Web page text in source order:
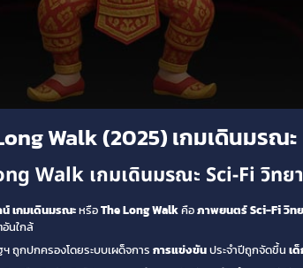
Walk (2025) เกมเดินมรณะ
Walk เกมเดินมรณะ Sci-Fi วิทย
เกมเดินมรณะหรือThe Long Walkคือภาพยนตร์Sci-Fi วิท
นใกล้
ถูกปกครองโดยระบบเผด็จการ การแข่งขันประจำปีถูกจัดขึ้น เ